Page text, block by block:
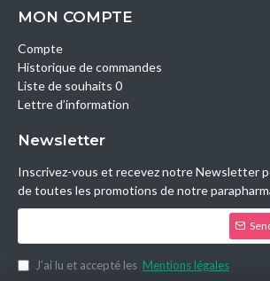
MON COMPTE
Compte
Historique de commandes
Liste de souhaits 0
Lettre d’information
Newsletter
Inscrivez-vous et recevez notre Newsletter
de toutes les promotions de notre
J’ai lu et accepté les Mentions légales